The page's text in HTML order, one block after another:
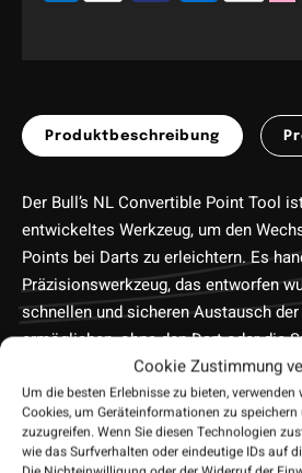
Cookie Zustimmung
Um die besten Erlebnisse zu bieten,
Cookies, um Geräteinformationen zu
zuzugreifen. Wenn Sie diesen Technologien
wie das Surfverhalten oder eindeutige IDs auf
Produktbeschreibung
Der Bull’s NL Convertible Point Tool
entwickeltes Werkzeug, um den
Points bei Darts zu erleichtern. Es
Präzisionswerkzeug, das entworfen
schnellen und sicheren Austausch
ermöglichen, ohne den Dart oder die
Dieses Tool ist aus hochwertigen
Langlebigkeit und eine zuverlässige
gewährleisten. Sein kompaktes
transportierbar und somit ideal für